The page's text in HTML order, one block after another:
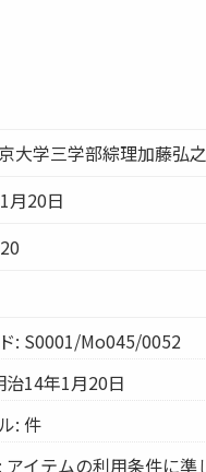
京大学三学部綜理加藤
月20日
: S0001/Mo045/0052
治14年1月20日
: 件
アイテムの利用条件に準